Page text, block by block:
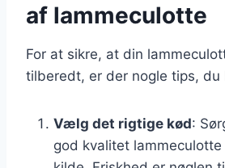
af lammeculotte
For at sikre, at din
tilberedt, er der nogle tips, du
Vælg det rigtige kød:
god kvalitet